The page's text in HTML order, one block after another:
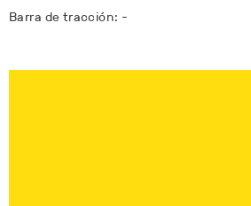
Barra de tracción: -